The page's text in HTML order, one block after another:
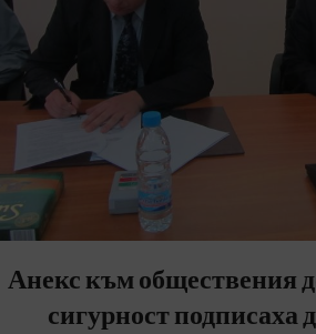
Анекс към обществения
сигурност подписаха